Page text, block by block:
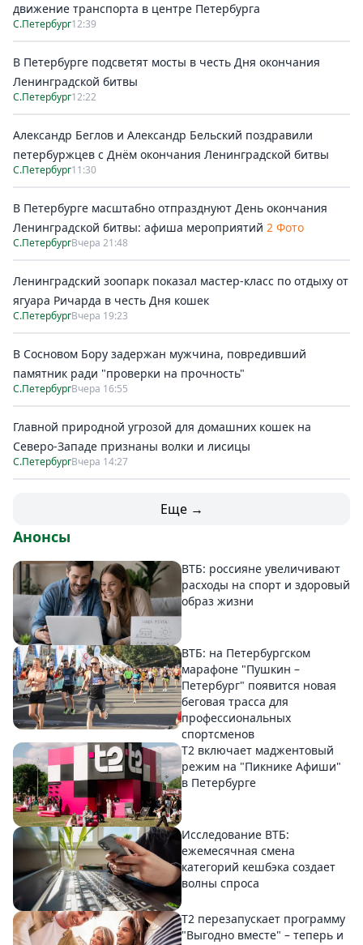
движение транспорта в центре Петербурга
С.Петербург12:39
В Петербурге подсветят мосты в честь Дня окончания
Ленинградской битвы
С.Петербург12:22
Александр Беглов и Александр Бельский поздравили
петербуржцев с Днём окончания Ленинградской битвы
С.Петербург11:30
В Петербурге масштабно отпразднуют День окончания
Ленинградской битвы: афиша мероприятий 2 Фото
С.ПетербургВчера 21:48
Ленинградский зоопарк показал мастер-класс по отдыху от
ягуара Ричарда в честь Дня кошек
С.ПетербургВчера 19:23
В Сосновом Бору задержан мужчина, повредивший
памятник ради "проверки на прочность"
С.ПетербургВчера 16:55
Главной природной угрозой для домашних кошек на
Северо-Западе признаны волки и лисицы
С.ПетербургВчера 14:27
Еще →
Анонсы
ВТБ: россияне увеличивают
расходы на спорт и здоровый
образ жизни
ВТБ: на Петербургском
марафоне "Пушкин –
Петербург" появится новая
беговая трасса для
профессиональных
спортсменов
Т2 включает маджентовый
режим на "Пикнике Афиши"
в Петербурге
Исследование ВТБ:
ежемесячная смена
категорий кешбэка создает
волны спроса
Т2 перезапускает программу
"Выгодно вместе" – теперь и